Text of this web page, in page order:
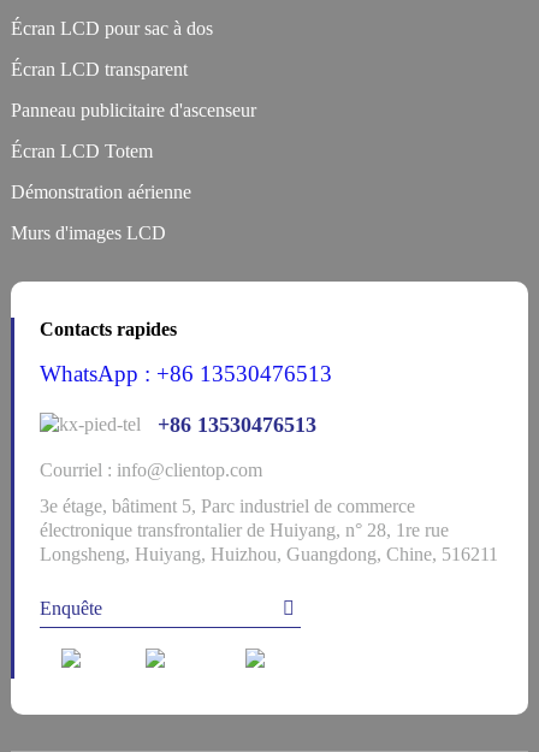
Écran LCD pour sac à dos
Écran LCD transparent
Panneau publicitaire d'ascenseur
Écran LCD Totem
Démonstration aérienne
Murs d'images LCD
Contacts rapides
WhatsApp : +86 13530476513
+86 13530476513
Courriel : info@clientop.com
3e étage, bâtiment 5, Parc industriel de commerce
électronique transfrontalier de Huiyang, n° 28, 1re rue
Longsheng, Huiyang, Huizhou, Guangdong, Chine, 516211
Enquête